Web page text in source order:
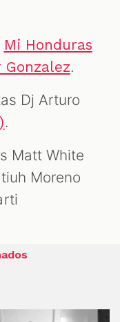
Mi Honduras
Gonzalez.
Dj Arturo
.
Matt White
Moreno